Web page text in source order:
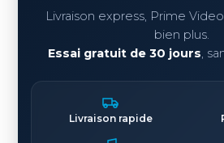
Livraison express, Prime
bien plus.
Essai gratuit de 30 jours,
Livraison rapide